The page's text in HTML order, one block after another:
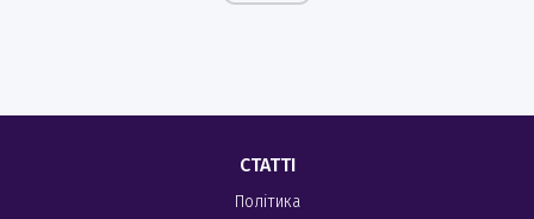
СТАТТІ
Політика